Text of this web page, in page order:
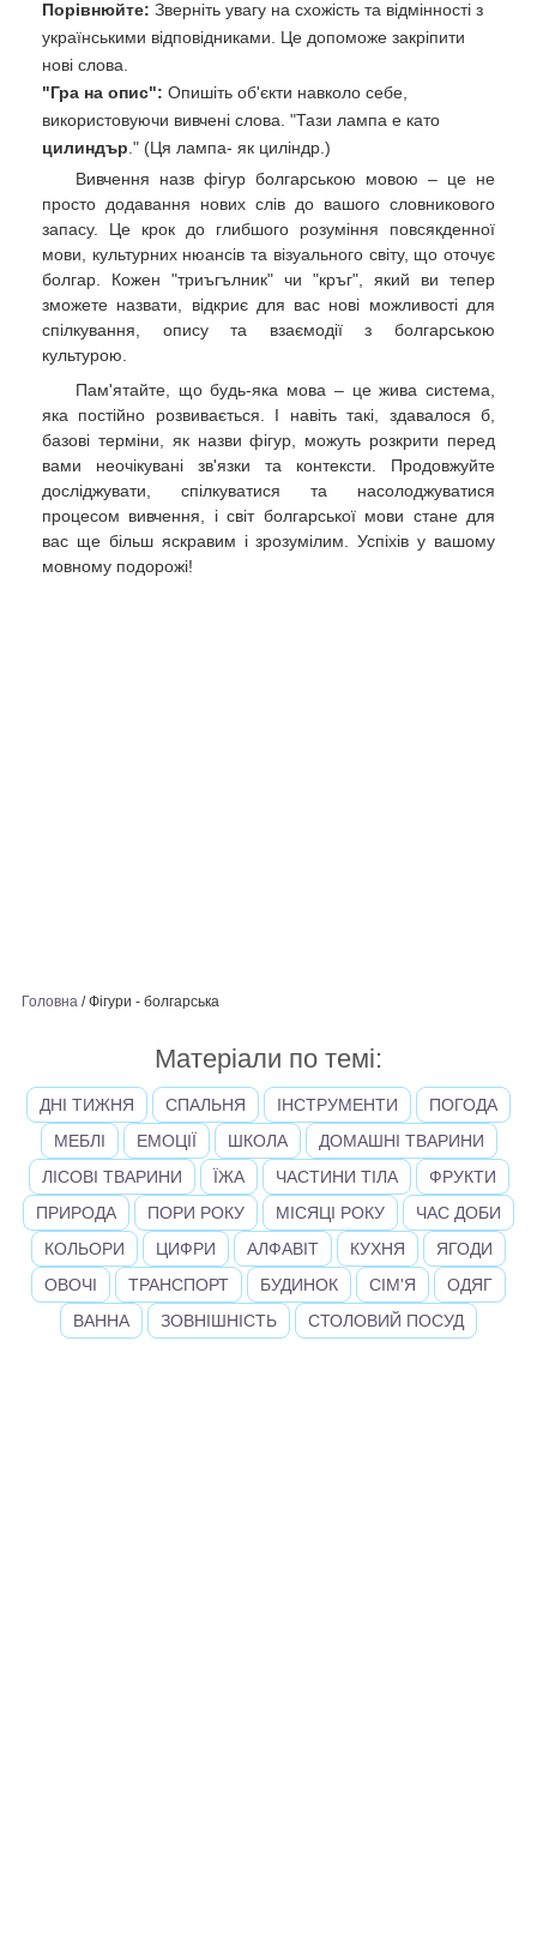
Порівнюйте: Зверніть увагу на схожість та відмінності з
українськими відповідниками. Це допоможе закріпити
нові слова.
"Гра на опис": Опишіть об'єкти навколо себе,
використовуючи вивчені слова. "Тази лампа е като
цилиндър ." (Ця лампа- як циліндр.)
Вивчення назв фігур болгарською мовою – це не
просто додавання нових слів до вашого словникового
запасу. Це крок до глибшого розуміння повсякденної
мови, культурних нюансів та візуального світу, що оточує
болгар. Кожен "триъгълник" чи "кръг", який ви тепер
зможете назвати, відкриє для вас нові можливості для
спілкування, опису та взаємодії з болгарською
культурою.
Пам'ятайте, що будь-яка мова – це жива система,
яка постійно розвивається. І навіть такі, здавалося б,
базові терміни, як назви фігур, можуть розкрити перед
вами неочікувані зв'язки та контексти. Продовжуйте
досліджувати, спілкуватися та насолоджуватися
процесом вивчення, і світ болгарської мови стане для
вас ще більш яскравим і зрозумілим. Успіхів у вашому
мовному подорожі!
Головна / Фігури - болгарська
Матеріали по темі:
ДНІ ТИЖНЯ СПАЛЬНЯ ІНСТРУМЕНТИ
ПОГОДА
МЕБЛІ
ЕМОЦІЇ ШКОЛА
ДОМАШНІ ТВАРИНИ
ЛІСОВІ ТВАРИНИ
ЇЖА ЧАСТИНИ ТІЛА
ФРУКТИ
ПРИРОДА
ПОРИ РОКУ МІСЯЦІ РОКУ
ЧАС ДОБИ
КОЛЬОРИ
ЦИФРИ АЛФАВІТ КУХНЯ
ЯГОДИ
ОВОЧІ
ТРАНСПОРТ БУДИНОК СІМ'Я
ОДЯГ
ВАННА
ЗОВНІШНІСТЬ СТОЛОВИЙ ПОСУД